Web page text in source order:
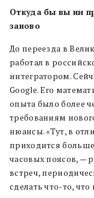
Откуда бы вы ни
заново
До переезда в
работал в
интегратором.
Google. Его
опыта было более
требованиям
нюансы. «Тут, в
приходится
часовых поясов, —
встреч,
сделать что-то,